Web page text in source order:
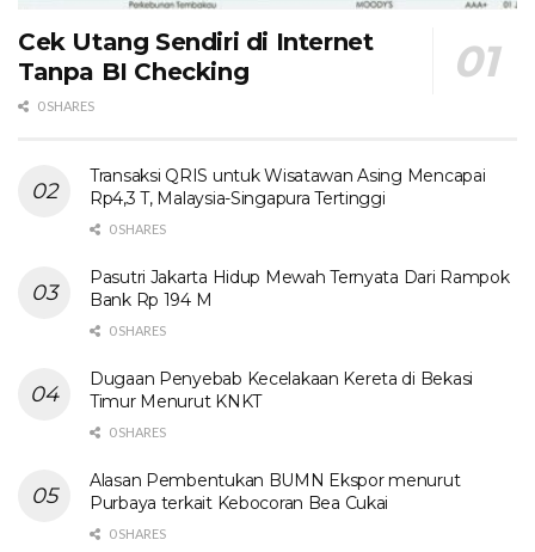
Cek Utang Sendiri di Internet
Tanpa BI Checking
0 SHARES
Transaksi QRIS untuk Wisatawan Asing Mencapai
Rp4,3 T, Malaysia-Singapura Tertinggi
0 SHARES
Pasutri Jakarta Hidup Mewah Ternyata Dari Rampok
Bank Rp 194 M
0 SHARES
Dugaan Penyebab Kecelakaan Kereta di Bekasi
Timur Menurut KNKT
0 SHARES
Alasan Pembentukan BUMN Ekspor menurut
Purbaya terkait Kebocoran Bea Cukai
0 SHARES